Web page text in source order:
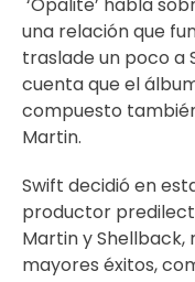
una relación que
traslade un poco a
cuenta que el
compuesto
Martin.
Swift decidió en
productor
Martin y Shellback,
mayores éxitos,